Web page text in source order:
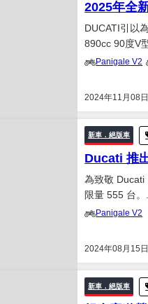
2025年全
2024年11月08日
DUCATI引以
890cc 90度V
更導入可變氣
Panigale V2
新車．絕版車
Ducati 推
2024年08月15日
為致敬 Ducati
限量 555 台。
Panigale V2
新車．絕版車